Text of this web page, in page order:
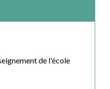
de l'école